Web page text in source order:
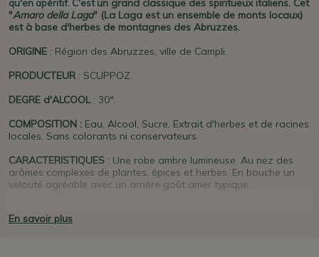
qu'en apéritif. C'estun grand classique des spiritueux italiens. Cet
"Amaro della Laga" (La Laga est un ensemble de monts locaux)
est à base d'herbes de montagnes des Abruzzes.
ORIGINE : Région des Abruzzes, ville de Campli.
PRODUCTEUR : SCUPPOZ.
DEGRE d'ALCOOL: 30°.
COMPOSITION : Eau, Alcool, Sucre, Extrait d'herbes et de racines
locales. Sans colorants ni conservateurs.
CARACTERISTIQUES : Une robe ambre lumineuse. Au nez des
arômes complexes de plantes, épices et herbes. En bouche un
velouté agréable avec un arrière goût amer typique.
également pour les cocktails, glaces ou sorbets. Servir frais à
En savoir plus